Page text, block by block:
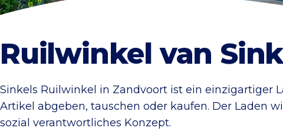
Ruilwinkel van
Sinkels Ruilwinkel in Zandvoort ist ein einzigartiger
Artikel abgeben, tauschen oder kaufen. Der Laden
sozial verantwortliches Konzept.